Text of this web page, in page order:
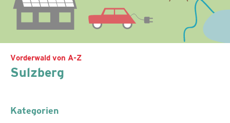
Vorderwald von A-Z
Sulzberg
Kategorien